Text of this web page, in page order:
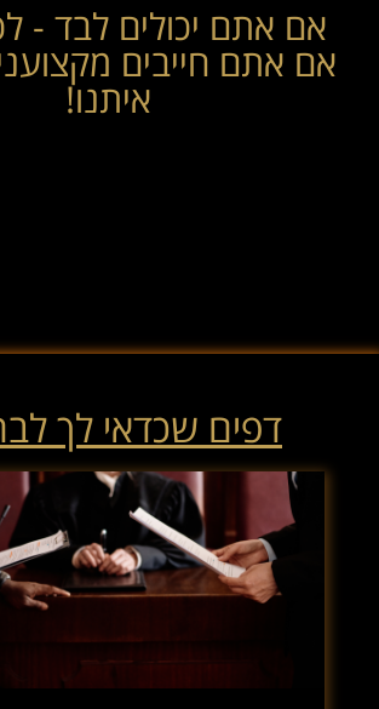
אם אתם יכולים לבד -
אם אתם חייבים
איתנו!
דפים שכדאי לך